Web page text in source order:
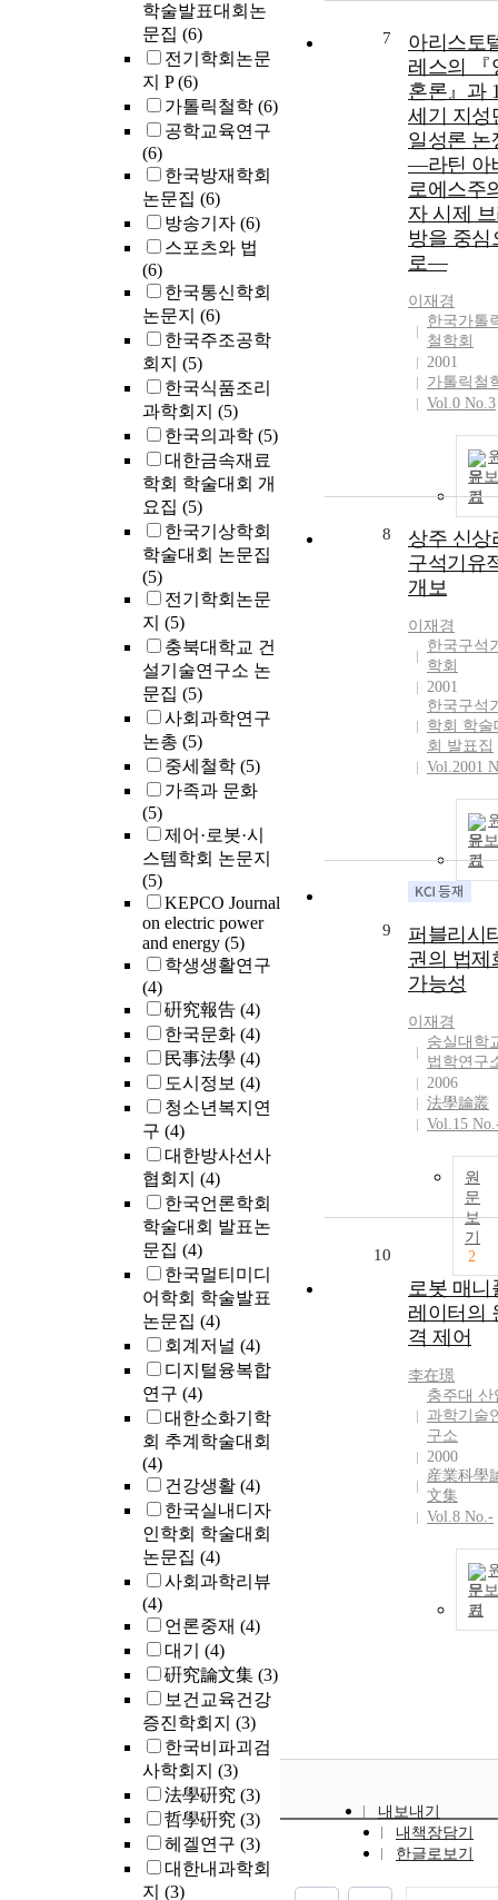
학술발표대회논
문집 (6)
전기학회논문
지 P(6)
가톨릭철학 (6)
공학교육연구
(6)
한국방재학회
논문집 (6)
방송기자 (6)
스포츠와 법
(6)
한국통신학회
논문지 (6)
한국주조공학
회지 (5)
한국식품조리
과학회지 (5)
한국의과학 (5)
대한금속재료
학회 학술대회 개
요집 (5)
한국기상학회
학술대회 논문집
(5)
전기학회논문
지 (5)
충북대학교 건
설기술연구소 논
문집 (5)
사회과학연구
논총 (5)
중세철학 (5)
가족과 문화
(5)
제어·로봇·시
스템학회 논문지
(5)
KEPCO Journal
on electric power
and energy (5)
학생생활연구
(4)
硏究報告 (4)
한국문화 (4)
民事法學 (4)
도시정보 (4)
청소년복지연
구 (4)
대한방사선사
협회지 (4)
한국언론학회
학술대회 발표논
문집 (4)
한국멀티미디
어학회 학술발표
논문집 (4)
회계저널 (4)
디지털융복합
연구 (4)
대한소화기학
회 추계학술대회
(4)
건강생활 (4)
한국실내디자
인학회 학술대회
논문집 (4)
사회과학리뷰
(4)
언론중재 (4)
대기 (4)
硏究論文集 (3)
보건교육건강
증진학회지 (3)
한국비파괴검
사학회지 (3)
法學硏究 (3)
哲學硏究 (3)
헤겔연구 (3)
대한내과학회
지 (3)
anus (N-
was increased
significantly
25 and 100
groups, the
increase in
N-T and N-A
lengths in
100mg/kg
was almost
to that of
group,and the
femoral bone
length in 25
mg/kg group
significantly
increased. In
result, the
consumption
the mixed
with milk
stimulate the
longitudinal
growth and
the addition of
the mixed
milk could be
more effective
than milk
terms of the
growth of
physical
rats.
7
아리스토
레스의 『
혼론』과
세기 지성
일성론 논
―라틴 아
로에스주
자 시제
방을 중심
로―
이재경
한국가톨
철학회
2001
가톨릭철
Vol.0 No.3
문보
기
8
상주 신상
구석기유
개보
이재경
한국구석
학회
2001
한국구석
학회 학술
회 발표집
Vol.2001
문보
기
9
퍼블리시
권의 법제
가능성
이재경
숭실대학
법학연구
2006
法學論叢
Vol.15
원
문
보
기
2
10
로봇 매니
레이터의
격 제어
李在璟
충주대 산
과학기술
구소
2000
産業科學
文集
Vol.8 No.-
문보
기
내보내기
내책장담기
한글로보기